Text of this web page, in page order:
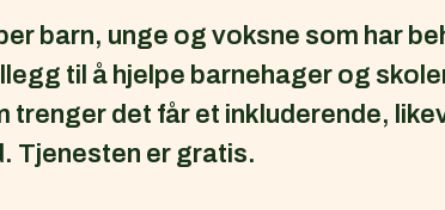
barn, unge og voksne som har
til å hjelpe barnehager og
trenger det får et inkluderende,
Tjenesten er gratis.